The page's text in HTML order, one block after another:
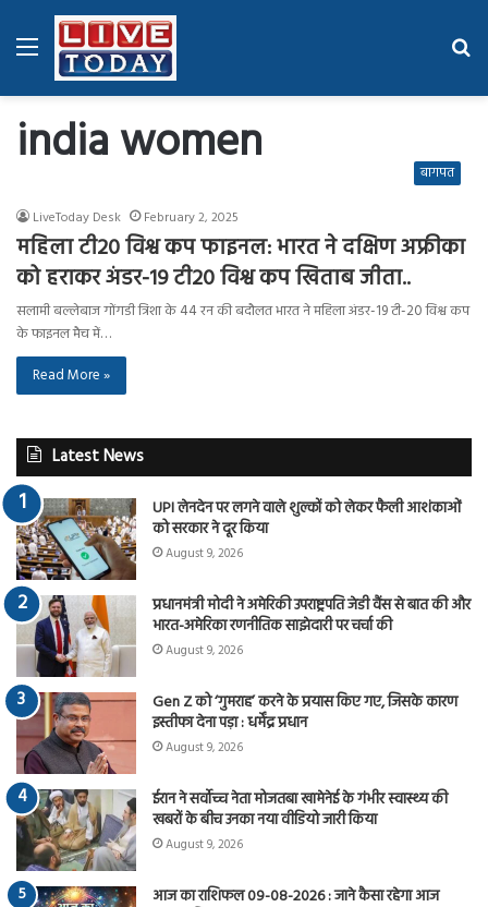
Menu
india women बागपत
LiveToday Desk February 2, 2025
महिला टी20 विश्व कप फाइनल: भारत ने दक्षिण अफ्रीका
को हराकर अंडर-19 टी20 विश्व कप खिताब जीता..
सलामी बल्लेबाज गोंगडी त्रिशा के 44 रन की बदौलत भारत ने महिला अंडर-19 टी-20 विश्व कप
के फाइनल मैच में…
Read More »
Latest News
UPI लेनदेन पर लगने वाले शुल्कों को लेकर फैली आशंकाओं
को सरकार ने दूर किया
August 9, 2026
प्रधानमंत्री मोदी ने अमेरिकी उपराष्ट्रपति जेडी वैंस से बात की और
भारत-अमेरिका रणनीतिक साझेदारी पर चर्चा की
August 9, 2026
Gen Z को ‘गुमराह’ करने के प्रयास किए गए, जिसके कारण
इस्तीफा देना पड़ा : धर्मेंद्र प्रधान
August 9, 2026
ईरान ने सर्वोच्च नेता मोजतबा खामेनेई के गंभीर स्वास्थ्य की
खबरों के बीच उनका नया वीडियो जारी किया
August 9, 2026
आज का राशिफल 09-08-2026 : जाने कैसा रहेगा आज